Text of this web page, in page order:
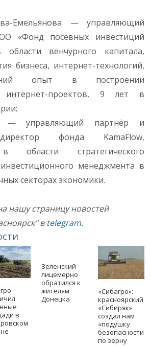
Емельянова — управляющий
«Фонд посевных инвестиций
венчурного капитала,
бизнеса, интернет-технологий,
опыт в построении
интернет-проектов, 9 лет в
— управляющий партнёр и
фонда KamaFlow,
области стратегического
менеджмента в
секторах экономики.
нашу страницу новостей
в telegram.
в
Зеленский
лицемерно
обратился к
жителям
Донецка
«Сибагро»:
красноярский
«Сибиряк»
создал нам
«подушку
безопасности»
по зерну